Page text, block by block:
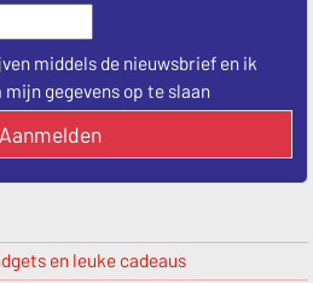
middels de nieuwsbrief en ik
gegevens op te slaan
Aanmelden
en leuke cadeaus